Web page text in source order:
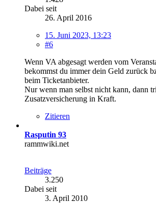
Dabei seit
26. April 2016
15. Juni 2023, 13:23
#6
Wenn VA abgesagt werden vom
bekommst du immer dein Geld zurück
beim Ticketanbieter.
Nur wenn man selbst nicht kann, dann
Zusatzversicherung in Kraft.
Zitieren
Rasputin 93
rammwiki.net
Beiträge
3.250
Dabei seit
3. April 2010